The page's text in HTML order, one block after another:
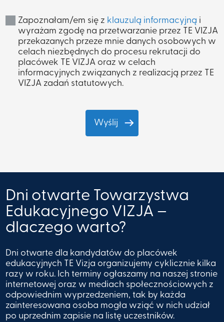
Zapoznałam/em się z klauzulą informacyjną i
wyrażam zgodę na przetwarzanie przez TE VIZJA
przekazanych przeze mnie danych osobowych w
celach niezbędnych do procesu rekrutacji do
placówek TE VIZJA oraz w celach
informacyjnych związanych z realizacją przez TE
VIZJA zadań statutowych.
Dni otwarte Towarzystwa
Edukacyjnego VIZJA –
dlaczego warto?​
Dni otwarte dla kandydatów do placówek
edukacyjnych TE Vizja organizujemy cyklicznie kilka
razy w roku. Ich terminy ogłaszamy na naszej stronie
internetowej oraz w mediach społecznościowych z
odpowiednim wyprzedzeniem, tak by każda
zainteresowana osoba mogła wziąć w nich udział
po uprzednim zapisie na listę uczestników.